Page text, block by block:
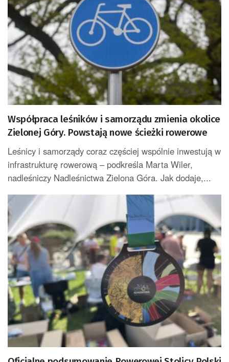
Współpraca leśników i samorządu zmienia okolice
Zielonej Góry. Powstają nowe ścieżki rowerowe
Leśnicy i samorządy coraz częściej wspólnie inwestują w
infrastrukturę rowerową – podkreśla Marta Wiler,
nadleśniczy Nadleśnictwa Zielona Góra. Jak dodaje,...